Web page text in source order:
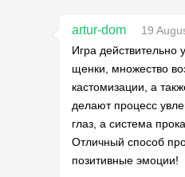
artur-dom
19
Игра действительно
щенки, множество
кастомизации, а
делают процесс
глаз, а система
Отличный способ
позитивные эмоции!